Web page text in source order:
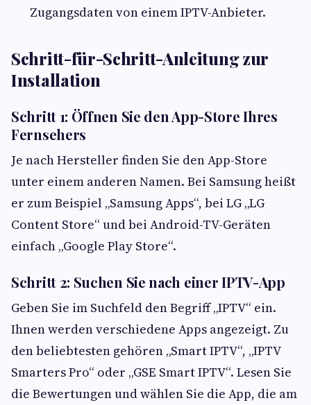
Zugangsdaten von einem IPTV-Anbieter.
Schritt-für-Schritt-Anleitung zur
Installation
Schritt 1: Öffnen Sie den App-Store Ihres
Fernsehers
Je nach Hersteller finden Sie den App-Store
unter einem anderen Namen. Bei Samsung heißt
er zum Beispiel „Samsung Apps“, bei LG „LG
Content Store“ und bei Android-TV-Geräten
einfach „Google Play Store“.
Schritt 2: Suchen Sie nach einer IPTV-App
Geben Sie im Suchfeld den Begriff „IPTV“ ein.
Ihnen werden verschiedene Apps angezeigt. Zu
den beliebtesten gehören „Smart IPTV“, „IPTV
Smarters Pro“ oder „GSE Smart IPTV“. Lesen Sie
die Bewertungen und wählen Sie die App, die am